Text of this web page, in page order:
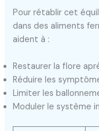
Pour rétablir cet
dans des aliments
aident à :
Restaurer la flore
Réduire les
Limiter les
Moduler le système